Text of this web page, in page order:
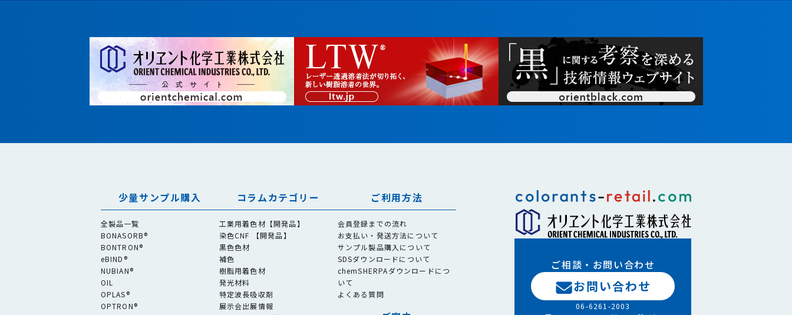
少量サンプル購入
全製品一覧
BONASORB®
BONTRON®
eBIND®
NUBIAN®
OIL
OPLAS®
OPTRON®
コラムカテゴリー
工業用着色材【開発品】
染色CNF 【開発品】
黒色色材
補色
樹脂用着色材
発光材料
特定波長吸収剤
展示会出展情報
ご利用方法
会員登録までの流れ
お支払い・発送方法について
サンプル製品購入について
SDSダウンロードについて
chemSHERPAダウンロードにつ
いて
よくある質問
ご相談・お問い合わせ
お問い合わせ
06-6261-2003